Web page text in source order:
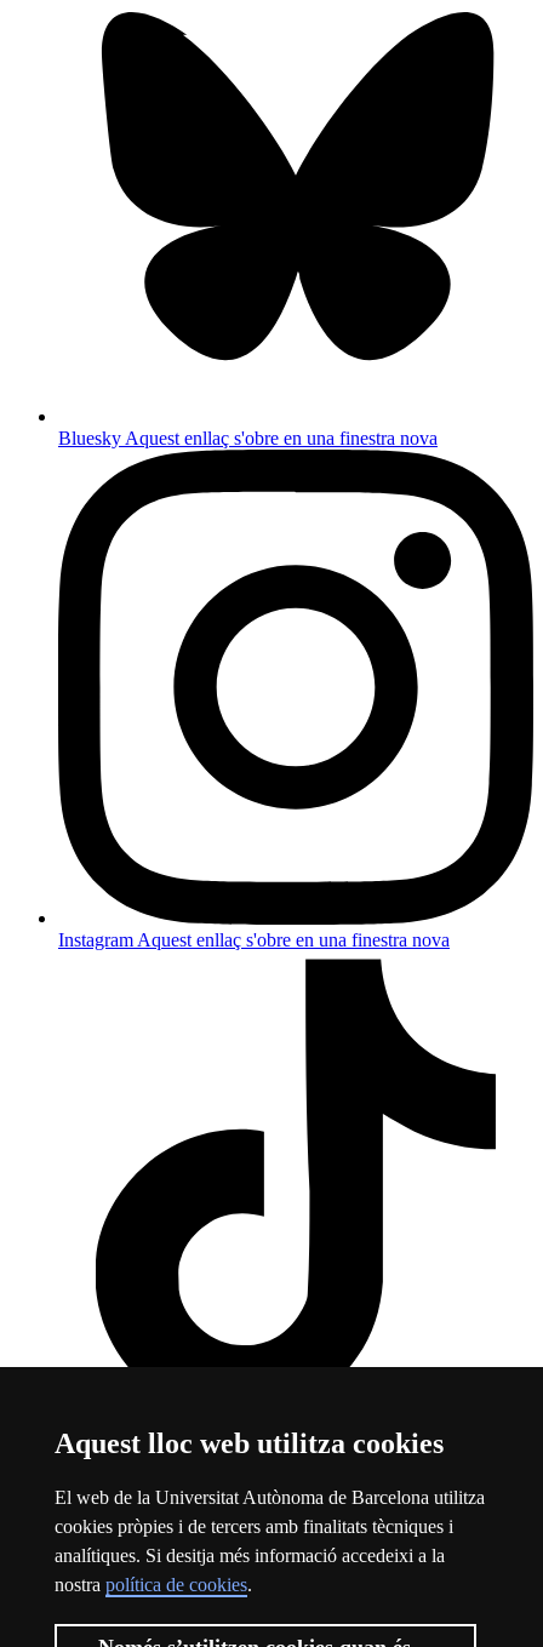
Aquest lloc web utilitza cookies
El web de la Universitat Autònoma de Barcelona utilitza
cookies pròpies i de tercers amb finalitats tècniques i
analítiques. Si desitja més informació accedeixi a la
nostra política de cookies.
Bluesky Aquest enllaç s'obre en una finestra nova
Instagram Aquest enllaç s'obre en una finestra nova
TikTokAquest enllaç s'obre en una finestra nova
Sobre el web
Universitat Autònoma de Barcelona
Avís legalAquest enllaç s'obre en una finestra nova
Protecció de dadesAquest enllaç s'obre en una finestra nova
Sobre el webAquest enllaç s'obre en una finestra nova
Accessibilitat webAquest enllaç s'obre en una finestra nova